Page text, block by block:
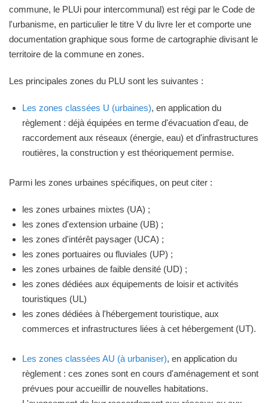
commune, le PLUi pour intercommunal) est régi par le Code de
l'urbanisme, en particulier le titre V du livre Ier et comporte une
documentation graphique sous forme de cartographie divisant le
territoire de la commune en zones.
Les principales zones du PLU sont les suivantes :
Les zones classées U (urbaines), en application du
règlement : déjà équipées en terme d'évacuation d'eau, de
raccordement aux réseaux (énergie, eau) et d'infrastructures
routières, la construction y est théoriquement permise.
Parmi les zones urbaines spécifiques, on peut citer :
les zones urbaines mixtes (UA) ;
les zones d'extension urbaine (UB) ;
les zones d'intérêt paysager (UCA) ;
les zones portuaires ou fluviales (UP) ;
les zones urbaines de faible densité (UD) ;
les zones dédiées aux équipements de loisir et activités
touristiques (UL)
les zones dédiées à l'hébergement touristique, aux
commerces et infrastructures liées à cet hébergement (UT).
Les zones classées AU (à urbaniser), en application du
règlement : ces zones sont en cours d'aménagement et sont
prévues pour accueillir de nouvelles habitations.